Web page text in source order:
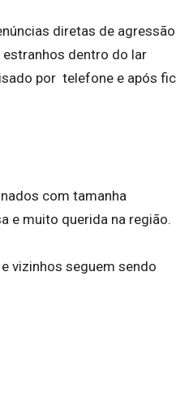
diretas de agressão
dentro do lar
por telefone e após
com tamanha
e muito querida na região.
vizinhos seguem sendo